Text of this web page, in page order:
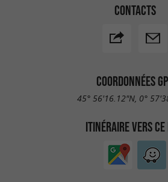
CONTACTS
COORDONNÉES
45° 56'16.12"N, 0°
ITINÉRAIRE VERS CE